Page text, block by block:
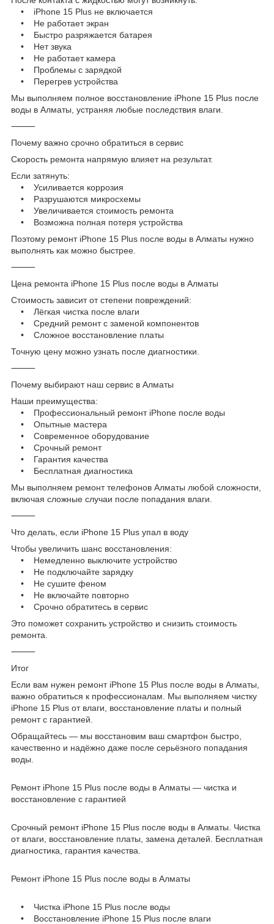
• iPhone 15 Plus не включается
• Не работает экран
• Быстро разряжается батарея
• Нет звука
• Не работает камера
• Проблемы с зарядкой
• Перегрев устройства
Мы выполняем полное восстановление iPhone 15 Plus после
воды в Алматы, устраняя любые последствия влаги.
⸻
Почему важно срочно обратиться в сервис
Скорость ремонта напрямую влияет на результат.
Если затянуть:
• Усиливается коррозия
• Разрушаются микросхемы
• Увеличивается стоимость ремонта
• Возможна полная потеря устройства
Поэтому ремонт iPhone 15 Plus после воды в Алматы нужно
выполнять как можно быстрее.
⸻
Цена ремонта iPhone 15 Plus после воды в Алматы
Стоимость зависит от степени повреждений:
• Лёгкая чистка после влаги
• Средний ремонт с заменой компонентов
• Сложное восстановление платы
Точную цену можно узнать после диагностики.
⸻
Почему выбирают наш сервис в Алматы
Наши преимущества:
• Профессиональный ремонт iPhone после воды
• Опытные мастера
• Современное оборудование
• Срочный ремонт
• Гарантия качества
• Бесплатная диагностика
Мы выполняем ремонт телефонов Алматы любой сложности,
включая сложные случаи после попадания влаги.
⸻
Что делать, если iPhone 15 Plus упал в воду
Чтобы увеличить шанс восстановления:
• Немедленно выключите устройство
• Не подключайте зарядку
• Не сушите феном
• Не включайте повторно
• Срочно обратитесь в сервис
Это поможет сохранить устройство и снизить стоимость
ремонта.
⸻
Итог
Если вам нужен ремонт iPhone 15 Plus после воды в Алматы,
важно обратиться к профессионалам. Мы выполняем чистку
iPhone 15 Plus от влаги, восстановление платы и полный
ремонт с гарантией.
Обращайтесь — мы восстановим ваш смартфон быстро,
качественно и надёжно даже после серьёзного попадания
воды.
Ремонт iPhone 15 Plus после воды в Алматы — чистка и
восстановление с гарантией
Срочный ремонт iPhone 15 Plus после воды в Алматы. Чистка
от влаги, восстановление платы, замена деталей. Бесплатная
диагностика, гарантия качества.
Ремонт iPhone 15 Plus после воды в Алматы
• Чистка iPhone 15 Plus после воды
• Восстановление iPhone 15 Plus после влаги